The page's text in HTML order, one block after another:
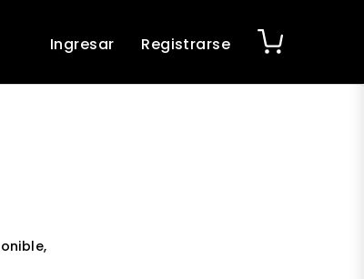
Ingresar Registrarse